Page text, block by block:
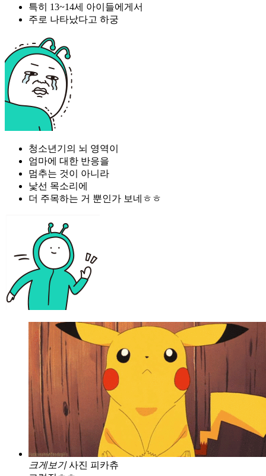
특히 13~14세 아이들에게서
주로 나타났다고 하궁
청소년기의 뇌 영역이
엄마에 대한 반응을
멈추는 것이 아니라
낯선 목소리에
더 주목하는 거 뿐인가 보네ㅎㅎ
크게보기 사진 피카츄